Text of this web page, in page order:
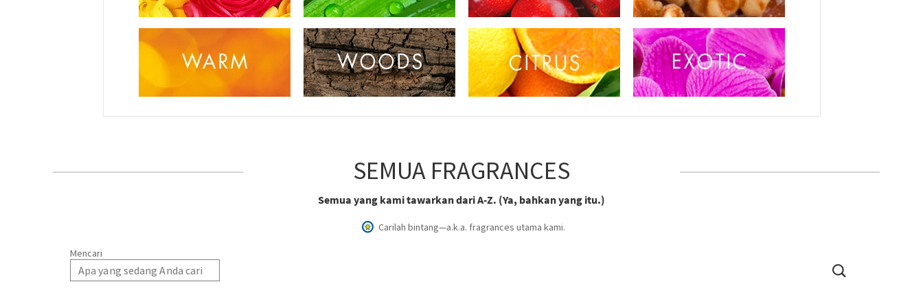
SEMUA FRAGRANCES
Semua yang kami tawarkan dari A-Z. (Ya, bahkan yang itu.)
Carilah bintang—a.k.a. fragrances utama kami.
Mencari